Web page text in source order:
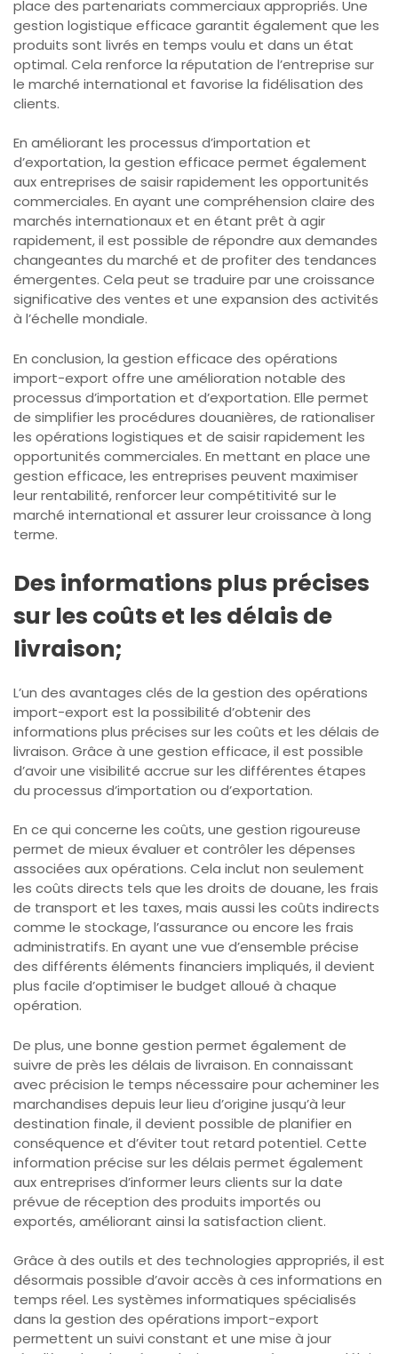
place des partenariats commerciaux appropriés. Une
gestion logistique efficace garantit également que les
produits sont livrés en temps voulu et dans un état
optimal. Cela renforce la réputation de l’entreprise sur
le marché international et favorise la fidélisation des
clients.
En améliorant les processus d’importation et
d’exportation, la gestion efficace permet également
aux entreprises de saisir rapidement les opportunités
commerciales. En ayant une compréhension claire des
marchés internationaux et en étant prêt à agir
rapidement, il est possible de répondre aux demandes
changeantes du marché et de profiter des tendances
émergentes. Cela peut se traduire par une croissance
significative des ventes et une expansion des activités
à l’échelle mondiale.
En conclusion, la gestion efficace des opérations
import-export offre une amélioration notable des
processus d’importation et d’exportation. Elle permet
de simplifier les procédures douanières, de rationaliser
les opérations logistiques et de saisir rapidement les
opportunités commerciales. En mettant en place une
gestion efficace, les entreprises peuvent maximiser
leur rentabilité, renforcer leur compétitivité sur le
marché international et assurer leur croissance à long
terme.
Des informations plus précises
sur les coûts et les délais de
livraison;
L’un des avantages clés de la gestion des opérations
import-export est la possibilité d’obtenir des
informations plus précises sur les coûts et les délais de
livraison. Grâce à une gestion efficace, il est possible
d’avoir une visibilité accrue sur les différentes étapes
du processus d’importation ou d’exportation.
En ce qui concerne les coûts, une gestion rigoureuse
permet de mieux évaluer et contrôler les dépenses
associées aux opérations. Cela inclut non seulement
les coûts directs tels que les droits de douane, les frais
de transport et les taxes, mais aussi les coûts indirects
comme le stockage, l’assurance ou encore les frais
administratifs. En ayant une vue d’ensemble précise
des différents éléments financiers impliqués, il devient
plus facile d’optimiser le budget alloué à chaque
opération.
De plus, une bonne gestion permet également de
suivre de près les délais de livraison. En connaissant
avec précision le temps nécessaire pour acheminer les
marchandises depuis leur lieu d’origine jusqu’à leur
destination finale, il devient possible de planifier en
conséquence et d’éviter tout retard potentiel. Cette
information précise sur les délais permet également
aux entreprises d’informer leurs clients sur la date
prévue de réception des produits importés ou
exportés, améliorant ainsi la satisfaction client.
Grâce à des outils et des technologies appropriés, il est
désormais possible d’avoir accès à ces informations en
temps réel. Les systèmes informatiques spécialisés
dans la gestion des opérations import-export
permettent un suivi constant et une mise à jour